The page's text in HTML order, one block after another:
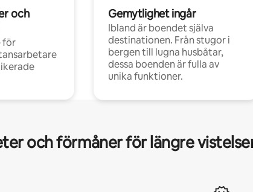
och
för
Gemytlighet ingår
Ibland är boendet själva
destinationen. Från stugor i
bergen till lugna husbåtar,
dessa boenden är fulla av
unika funktioner.
och förmåner för längre